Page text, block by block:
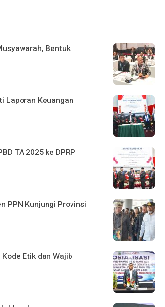
Bentuk
Laporan Keuangan
TA 2025 ke DPRP
PPN Kunjungi Provinsi
Etik dan Wajib